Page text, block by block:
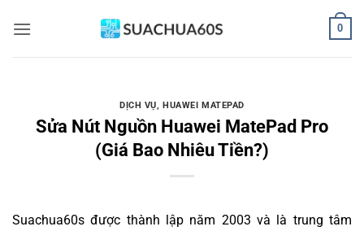
qua
0
DỊCH VỤ,HUAWEI MATEPAD
Sửa Nút Nguồn Huawei MatePad Pro
(Giá Bao Nhiêu Tiền?)
Suachua60s được thành lập năm 2003 và là trung tâm